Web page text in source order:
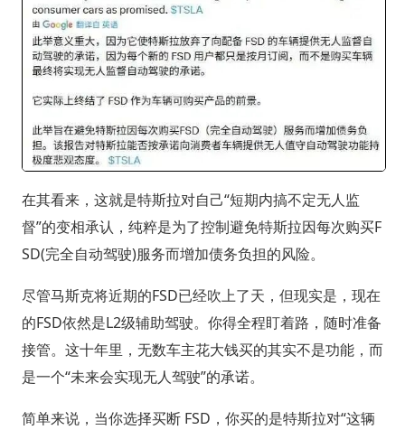
在其看来，这就是特斯拉对自己“短期内搞不定无人监
督”的变相承认，纯粹是为了控制避免特斯拉因每次购买F
SD(完全自动驾驶)服务而增加债务负担的风险。
尽管马斯克将近期的FSD已经吹上了天，但现实是，现在
的FSD依然是L2级辅助驾驶。你得全程盯着路，随时准备
接管。这十年里，无数车主花大钱买的其实不是功能，而
是一个“未来会实现无人驾驶”的承诺。
简单来说，当你选择买断 FSD，你买的是特斯拉对“这辆